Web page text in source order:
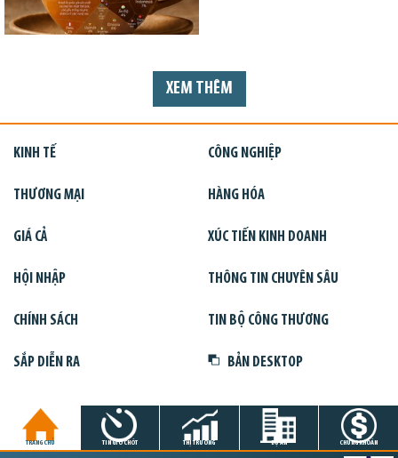
XEM THÊM
KINH TẾ CÔNG NGHIỆP
THƯƠNG MẠI HÀNG HÓA
GIÁ CẢ XÚC TIẾN KINH DOANH
HỘI NHẬP THÔNG TIN CHUYÊN SÂU
CHÍNH SÁCH TIN BỘ CÔNG THƯƠNG
SẮP DIỄN RA BẢN DESKTOP
TRANG CHỦ TIN GIỜ CHÓT THỊ TRƯỜNG DỰ ÁN CHỨNG KHOÁN